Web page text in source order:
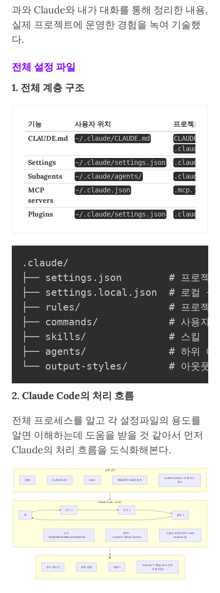
과와 Claude와 내가 대화를 통해 정리한 내용,
실제 프로젝트에 운영한 경험을 녹여 기술했
다.
전체 설정 파일
1. 전체 계층 구조
기능 사용자 위치
프로젝트 위치
CLAUDE.md
~/.claude/CLAUDE.md CLAUDE.md
.claude/
Settings ~/.claude/settings.json .claude/
Subagents ~/.claude/agents/ .claude/
MCP
servers
~/.claude.json .mcp.json
Plugins ~/.claude/settings.json .claude/
.claude/
├── settings.json        # 프로젝트
├── settings.local.json  # 로컬 설
├── rules/               # 프로젝트
├── commands/            # 사용자
├── skills/              # 스킬
├── agents/              # 하위 에
└── output-styles/       # 아웃풋
2. Claude Code의 처리 흐름
전체 프로세스를 알고 각 설정파일의 용도를
알면 이해하는데 도움을 받을 것 같아서 먼저
Claude의 처리 흐름을 도식화해본다.
출력
코드 생성 및 편집 명령 실행 결과 설명·제안
memory/ 기록(실패·피드백
자동 저장)
Claude Code（LLM）
추론
도구 선택
도구 실행
결과 반영
도구:
Read/Write/Edit/Bash/Grep/Glob
MCP:
Context7·GitHub·Serena
스킬/서브에이전트: code-
reviewer 등
입력 컨텍스트
프롬프트 CLAUDE.md rules/ MEMORY.md(자동 로드)
system prompt + 대화 히스
토리